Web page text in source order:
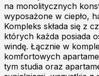
na monolitycznych
wyposażone w ciepło,
Kompleks składa się z
których każda posiada
windę. Łącznie w
komfortowych
tym studia oraz